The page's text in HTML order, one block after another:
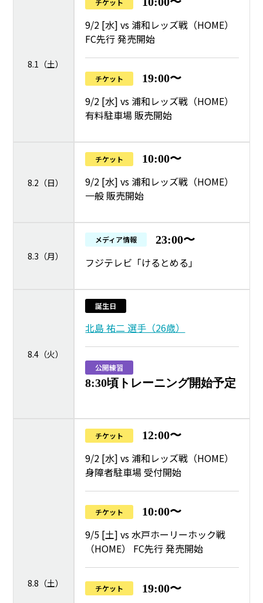
8.1（土）
9/2 [水] vs 浦和レッズ戦（HOME）
FC先行 発売開始
チケット 19:00〜
9/2 [水] vs 浦和レッズ戦（HOME）
有料駐車場 販売開始
8.2（日）
チケット 10:00〜
9/2 [水] vs 浦和レッズ戦（HOME）
一般 販売開始
8.3（月）
メディア情報 23:00〜
フジテレビ「けるとめる」
8.4（火）
誕生日
北島 祐二 選手（26歳）
公開練習
8:30頃トレーニング開始予定
8.8（土）
チケット 12:00〜
9/2 [水] vs 浦和レッズ戦（HOME）
身障者駐車場 受付開始
チケット 10:00〜
9/5 [土] vs 水戸ホーリーホック戦
（HOME） FC先行 発売開始
チケット 19:00〜